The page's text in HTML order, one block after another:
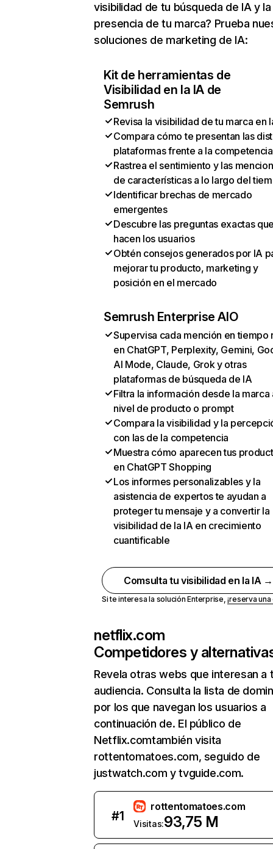
visibilidad de tu búsqueda de IA y la
presencia de tu marca? Prueba
soluciones de marketing de IA:
Kit de herramientas de
Visibilidad en la IA de
Semrush
Revisa la visibilidad de tu marca en
Compara cómo te presentan las
plataformas frente a la competencia
Rastrea el sentimiento y las
de características a lo largo del
Identificar brechas de mercado
emergentes
Descubre las preguntas exactas
hacen los usuarios
Obtén consejos generados por IA
mejorar tu producto, marketing y
posición en el mercado
Semrush Enterprise AIO
Supervisa cada mención en tiempo
en ChatGPT, Perplexity, Gemini,
AI Mode, Claude, Grok y otras
plataformas de búsqueda de IA
Filtra la información desde la marca
nivel de producto o prompt
Compara la visibilidad y la
con las de la competencia
Muestra cómo aparecen tus
en ChatGPT Shopping
Los informes personalizables y la
asistencia de expertos te ayudan a
proteger tu mensaje y a convertir la
visibilidad de la IA en crecimiento
cuantificable
Comsulta tu visibilidad en la IA →
Si te interesa la solución Enterprise,¡reserva
netflix.com
Competidores y
Revela otras webs que interesan a
audiencia. Consulta la lista de
por los que navegan los usuarios a
continuación de. El público de
Netflix.comtambién visita
rottentomatoes.com, seguido de
justwatch.com y tvguide.com.
#1
rottentomatoes.com
Visitas:93,75 M